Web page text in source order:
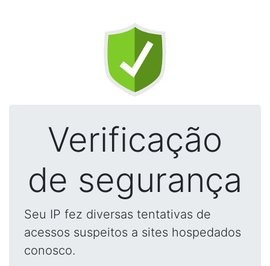
Verificação
de segurança
Seu IP fez diversas tentativas de
acessos suspeitos a sites hospedados
conosco.